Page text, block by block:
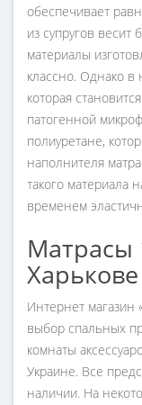
обеспечивает
из супругов
материалы
классно. Однако в
которая
патогенной
полиуретане,
наполнителя
такого материала
временем
Матрасы
Харькове
Интернет магазин
выбор спальных
комнаты
Украине. Все
наличии. На